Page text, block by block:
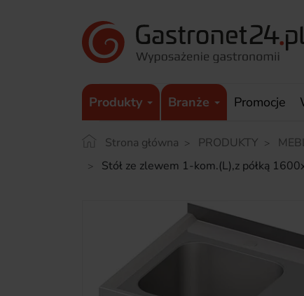
Produkty Branże Promocje
Strona główna PRODUKTY
Stół ze zlewem 1-kom.(L),z półką